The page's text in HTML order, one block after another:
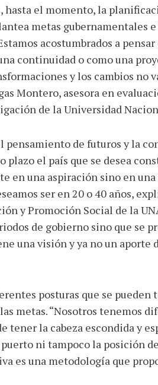
hasta el momento, la
metas gubernamentales
acostumbrados a
continuidad o como una
y los cambios no
Montero, asesora en
de la Universidad
pensamiento de futuros y la
plazo el país que se desea
en una aspiración sino en
ser en 20 o 40 años,
y Promoción Social de la
de gobierno sino que se
una visión y ya no un aporte
posturas que se
metas. “Nosotros tenemos
tener la cabeza escondida y
ni tampoco la posición
es una metodología que